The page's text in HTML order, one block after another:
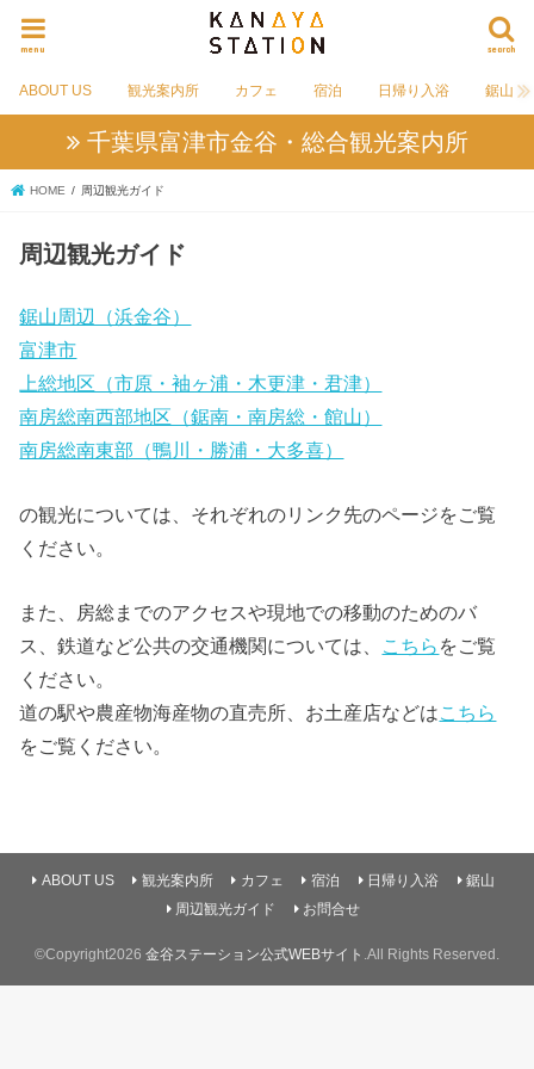
search
menu
ABOUT US 観光案内所 カフェ 宿泊 日帰り入浴 鋸山
千葉県富津市金谷・総合観光案内所
HOME 周辺観光ガイド
周辺観光ガイド
鋸山周辺（浜金谷）
富津市
上総地区（市原・袖ヶ浦・木更津・君津）
南房総南西部地区（鋸南・南房総・館山）
南房総南東部（鴨川・勝浦・大多喜）
の観光については、それぞれのリンク先のページをご覧
ください。
また、房総までのアクセスや現地での移動のためのバ
ス、鉄道など公共の交通機関については、 こちら をご覧
ください。
道の駅や農産物海産物の直売所、お土産店などはこちら
をご覧ください。
ABOUT US 観光案内所 カフェ 宿泊 日帰り入浴
鋸山
周辺観光ガイド
お問合せ
©Copyright2026 金谷ステーション公式WEBサイト .All Rights Reserved.